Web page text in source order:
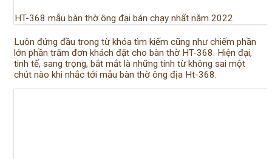
HT-368 mẫu bàn thờ ông đại bán chạy nhất năm 2022
Luôn đứng đầu trong từ khóa tìm kiếm cũng như chiếm phần
lớn phần trăm đơn khách đặt cho bàn thờ HT-368. Hiện đại,
tinh tế, sang trọng, bắt mắt là những tính từ không sai một
chút nào khi nhắc tới mẫu bàn thờ ông địa Ht-368.